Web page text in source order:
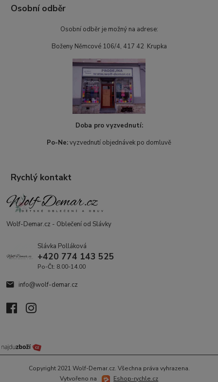
Osobní odběr
Osobní odběr je možný na adrese:
Boženy Němcové 106/4, 417 42 Krupka
Doba pro vyzvednutí:
Po-Ne:vyzvednutí objednávek po domluvě
Rychlý kontakt
Wolf-Demar.cz - Oblečení od Slávky
Slávka Polláková
+420 774 143 525
Po-Čt: 8.00-14.00
info@wolf-demar.cz
Copyright 2021 Wolf-Demar.cz. Všechna práva vyhrazena.
Vytvořeno na
Eshop-rychle.cz